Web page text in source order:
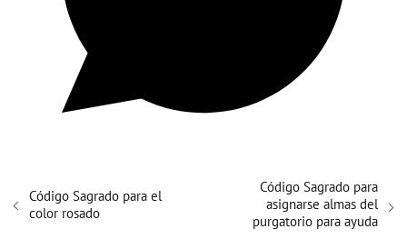
Código Sagrado para el
color rosado
Código Sagrado para
asignarse almas del
purgatorio para ayuda